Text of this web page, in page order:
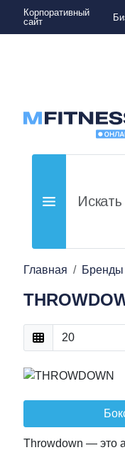
Корпоративный
сайт
Главная Бренды
Throwdown — это